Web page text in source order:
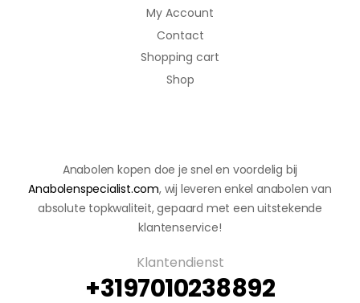
Anabolen kopen doe je snel en voordelig bij
Anabolenspecialist.com, wij leveren enkel anabolen van
absolute topkwaliteit, gepaard met een uitstekende
klantenservice!
Klantendienst
+3197010238892
My Account
Contact
Shopping cart
Shop